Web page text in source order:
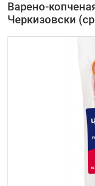
Варено-
Черкизовски